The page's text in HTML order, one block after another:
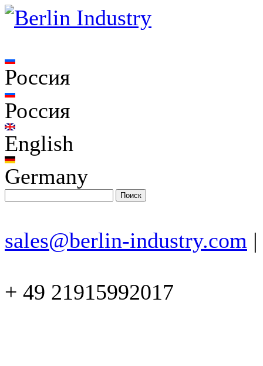
Россия
Россия
English
Germany
sales@berlin-industry.com |
+ 49 21915992017